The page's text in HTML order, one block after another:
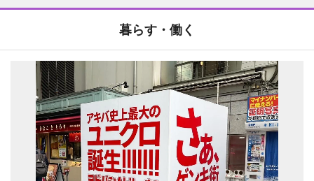
暮らす・働く